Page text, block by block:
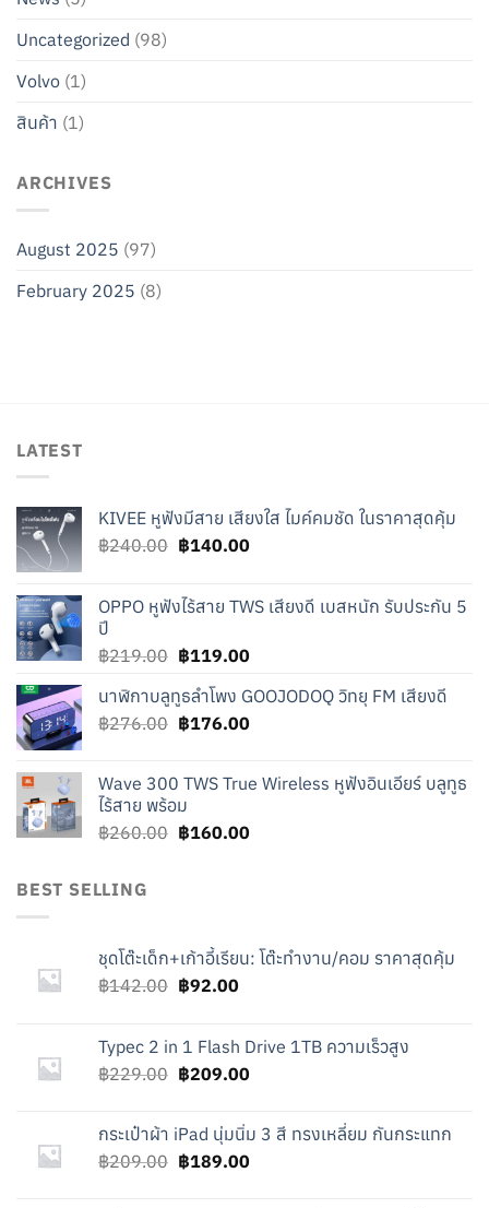
Uncategorized (98)
Volvo (1)
สินค้า (1)
ARCHIVES
August 2025 (97)
February 2025 (8)
LATEST
KIVEE หูฟังมีสาย เสียงใส ไมค์คมชัด ในราคาสุดคุ้ม
฿240.00 Original
฿240.00.
฿140.00Current
฿140.00.
OPPO หูฟังไร้สาย TWS เสียงดี เบสหนัก รับประกัน 5
ปี
฿219.00 Original
was:
฿219.00.
฿119.00Current
is:
฿119.00.
นาฬิกาบลูทูธลำโพง GOOJODOQ วิทยุ FM เสียงดี
฿276.00 Original
฿276.00.
฿176.00Current
฿176.00.
Wave 300 TWS True Wireless หูฟังอินเอียร์ บลูทูธ
ไร้สาย พร้อม
฿260.00 Original
฿160.00Current
BEST SELLING
ชุดโต๊ะเด็ก+เก้าอี้เรียน: โต๊ะทำงาน/คอม ราคาสุดคุ้ม
฿142.00 Original
฿142.00.
฿92.00Current
฿92.00.
Typec 2 in 1 Flash Drive 1TB ความเร็วสูง
฿229.00 Original
฿229.00.
฿209.00Current
฿209.00.
กระเป๋าผ้า iPad นุ่มนิ่ม 3 สี ทรงเหลี่ยม กันกระแทก
฿209.00 Original
฿189.00Current